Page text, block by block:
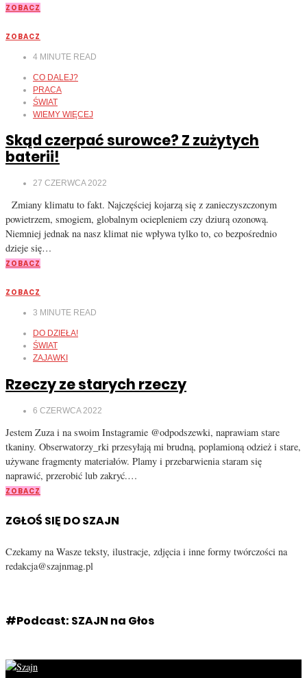
ZOBACZ
ZOBACZ
4 MINUTE READ
CO DALEJ?
PRACA
ŚWIAT
WIEMY WIĘCEJ
Skąd czerpać surowce? Z zużytych
baterii!
27 CZERWCA 2022
Zmiany klimatu to fakt. Najczęściej kojarzą się z zanieczyszczonym
powietrzem, smogiem, globalnym ociepleniem czy dziurą ozonową.
Niemniej jednak na nasz klimat nie wpływa tylko to, co bezpośrednio
dzieje się…
ZOBACZ
ZOBACZ
3 MINUTE READ
DO DZIEŁA!
ŚWIAT
ZAJAWKI
Rzeczy ze starych rzeczy
6 CZERWCA 2022
Jestem Zuza i na swoim Instagramie @odpodszewki, naprawiam stare
tkaniny. Obserwatorzy_rki przesyłają mi brudną, poplamioną odzież i stare,
używane fragmenty materiałów. Plamy i przebarwienia staram się
naprawić, przerobić lub zakryć.…
ZOBACZ
ZGŁOŚ SIĘ DO SZAJN
Czekamy na Wasze teksty, ilustracje, zdjęcia i inne formy twórczości na
redakcja@szajnmag.pl
#Podcast: SZAJN na Głos